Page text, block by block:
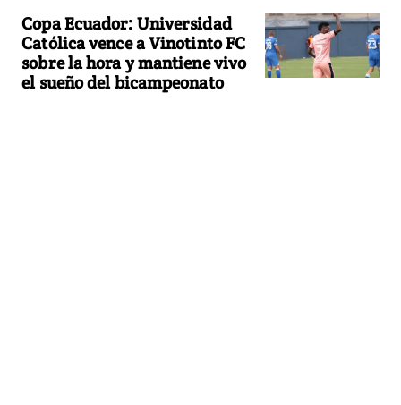
Copa Ecuador: Universidad
Católica vence a Vinotinto FC
sobre la hora y mantiene vivo
el sueño del bicampeonato